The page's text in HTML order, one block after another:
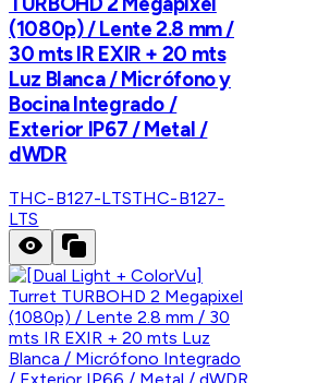
(1080p) / Lente 2.8 mm /
30 mts IR EXIR + 20 mts
Luz Blanca / Micrófono y
Bocina Integrado /
Exterior IP67 / Metal /
dWDR
THC-B127-LTSTHC-B127-
LTS